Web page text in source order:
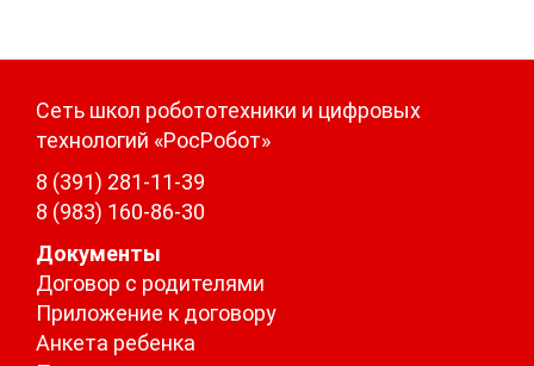
Сеть школ робототехники и цифровых
технологий «РосРобот»
8 (391) 281-11-39
8 (983) 160-86-30
Документы
Договор с родителями
Приложение к договору
Анкета ребенка